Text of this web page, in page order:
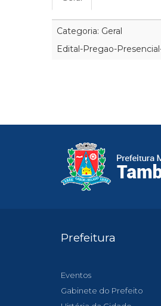
Categoria: Geral
Edital-Pregao-
Prefeitura
Eventos
Gabinete do Prefeito